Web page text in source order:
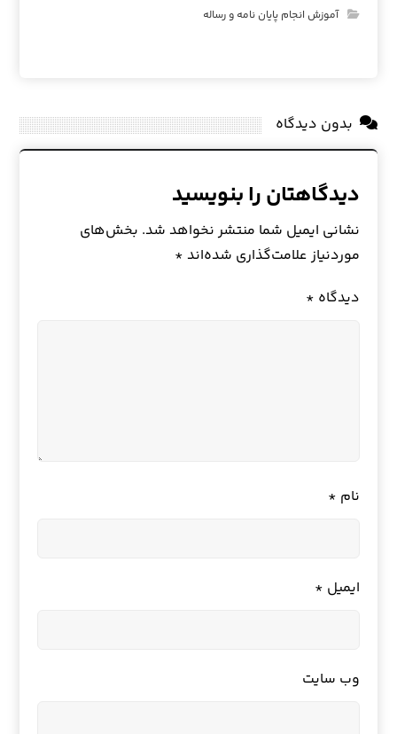
آموزش انجام پایان نامه و رساله
بدون دیدگاه
دیدگاهتان را بنویسید
نشانی ایمیل شما منتشر نخواهد شد. بخش‌های
موردنیاز علامت‌گذاری شده‌اند *
دیدگاه *
نام *
ایمیل *
وب‌ سایت